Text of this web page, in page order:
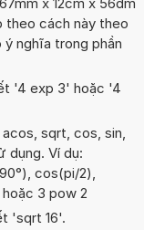
theo cách này theo
ý nghĩa trong phần
'4 exp 3' hoặc '4
sqrt, cos, sin,
dụng. Ví dụ:
cos(pi/2),
3 pow 2
'sqrt 16'.